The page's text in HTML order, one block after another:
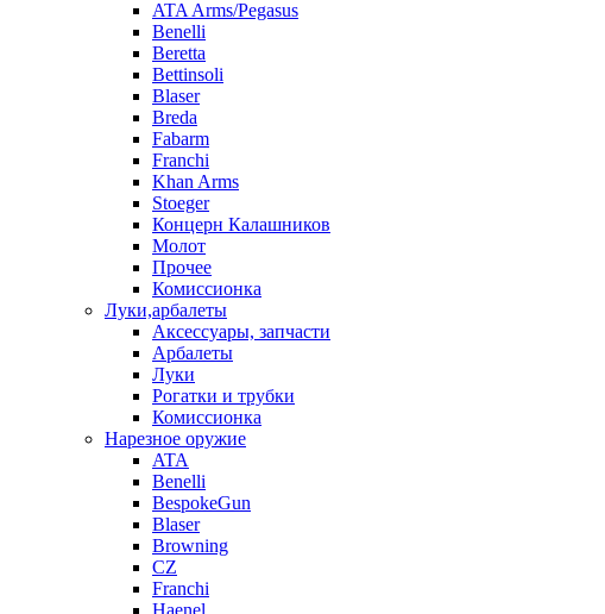
ATA Arms/Pegasus
Benelli
Beretta
Bettinsoli
Blaser
Breda
Fabarm
Franchi
Khan Arms
Stoeger
Концерн Калашников
Молот
Прочее
Комиссионка
Луки,арбалеты
Аксессуары, запчасти
Арбалеты
Луки
Рогатки и трубки
Комиссионка
Нарезное оружие
ATA
Benelli
BespokeGun
Blaser
Browning
CZ
Franchi
Haenel